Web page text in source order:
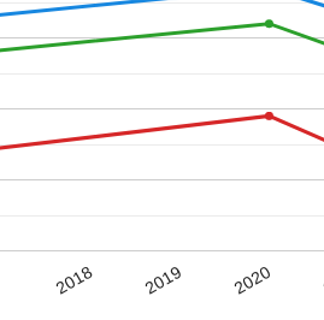
2018 2019 2020